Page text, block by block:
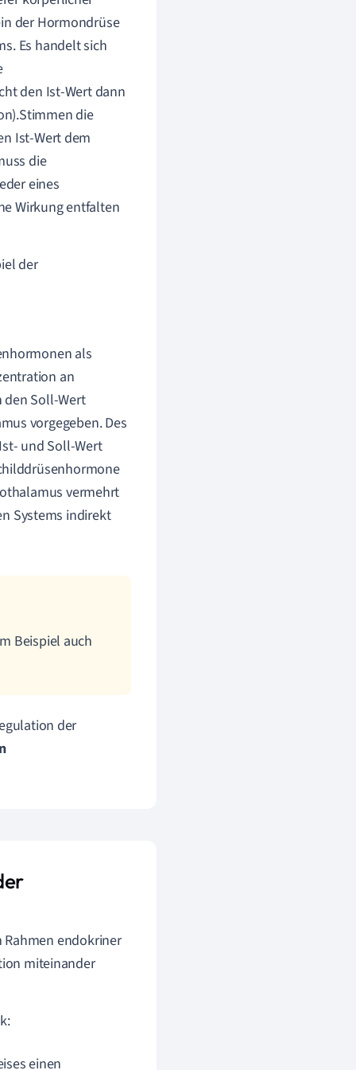
der Hormondrüse
Es handelt sich
den Ist-Wert dann
die
Ist-Wert dem
die
eines
Wirkung entfalten
der
als
an
den Soll-Wert
vorgegeben. Des
und Soll-Wert
vermehrt
Systems indirekt
Beispiel auch
der
endokriner
miteinander
einen